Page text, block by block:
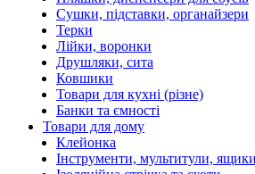
Сушки, підставки, органайзери
Терки
Лійки, воронки
Друшляки, сита
Ковшики
Товари для кухні (різне)
Банки та ємності
Товари для дому
Клейонка
Інструменти, мультитули,